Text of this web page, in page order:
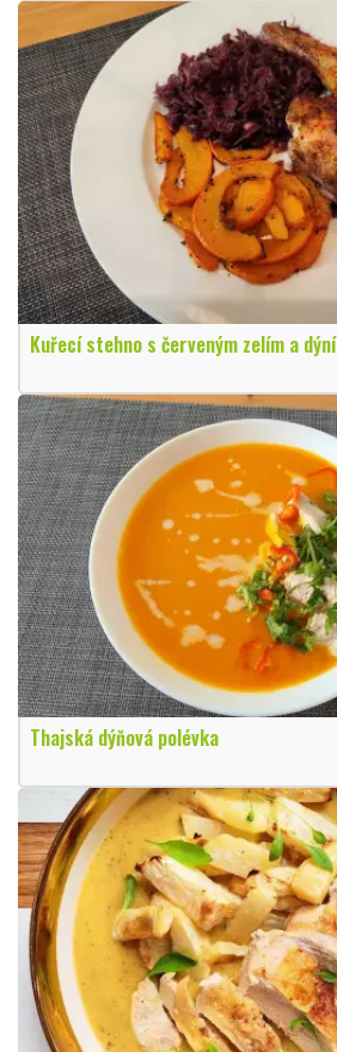
Kuřecí stehno s červeným zelím a dýní
Thajská dýňová polévka